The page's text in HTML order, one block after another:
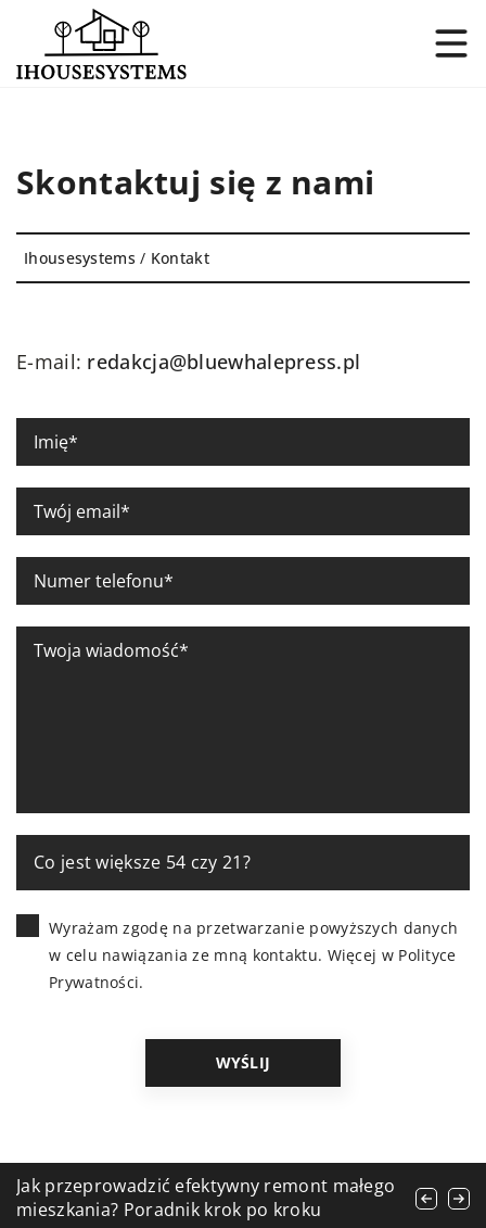
Skontaktuj się z nami
Ihousesystems / Kontakt
E-mail: redakcja@bluewhalepress.pl
Co jest większe 54 czy 21?
Wyrażam zgodę na przetwarzanie powyższych danych
w celu nawiązania ze mną kontaktu. Więcej w Polityce
Prywatności.
Innowacyjne podejścia do zarządzania
ciepłem w inteligentnym domu
Jak przeprowadzić efektywny remont małego
mieszkania? Poradnik krok po kroku
Jak wybrać idealną kabinę prysznicową do
Twojej łazienki?